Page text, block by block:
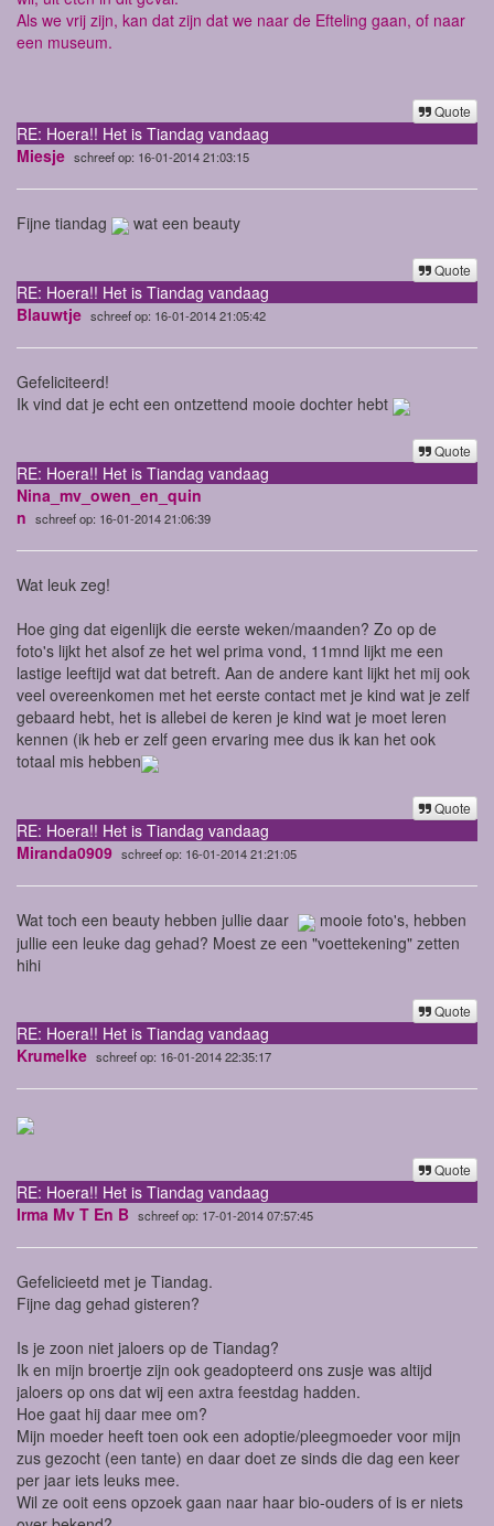
Als we vrij zijn, kan dat zijn dat we naar de Efteling gaan, of naar
een museum.
Quote
RE: Hoera!! Het is Tiandag vandaag
Miesje schreef op: 16-01-2014 21:03:15
Fijne tiandag wat een beauty
Quote
RE: Hoera!! Het is Tiandag vandaag
Blauwtje schreef op: 16-01-2014 21:05:42
Gefeliciteerd!
Ik vind dat je echt een ontzettend mooie dochter hebt
Quote
RE: Hoera!! Het is Tiandag vandaag
Nina_mv_owen_en_quin
n schreef op: 16-01-2014 21:06:39
Wat leuk zeg!
Hoe ging dat eigenlijk die eerste weken/maanden? Zo op de
foto's lijkt het alsof ze het wel prima vond, 11mnd lijkt me een
lastige leeftijd wat dat betreft. Aan de andere kant lijkt het mij ook
veel overeenkomen met het eerste contact met je kind wat je zelf
gebaard hebt, het is allebei de keren je kind wat je moet leren
kennen (ik heb er zelf geen ervaring mee dus ik kan het ook
totaal mis hebben
Quote
RE: Hoera!! Het is Tiandag vandaag
Miranda0909 schreef op: 16-01-2014 21:21:05
Wat toch een beauty hebben jullie daar
mooie foto's, hebben
jullie een leuke dag gehad? Moest ze een "voettekening" zetten
hihi
Quote
RE: Hoera!! Het is Tiandag vandaag
Krumelke schreef op: 16-01-2014 22:35:17
Quote
RE: Hoera!! Het is Tiandag vandaag
Irma Mv T En B schreef op: 17-01-2014 07:57:45
Gefelicieetd met je Tiandag.
Fijne dag gehad gisteren?
Is je zoon niet jaloers op de Tiandag?
Ik en mijn broertje zijn ook geadopteerd ons zusje was altijd
jaloers op ons dat wij een axtra feestdag hadden.
Hoe gaat hij daar mee om?
Mijn moeder heeft toen ook een adoptie/pleegmoeder voor mijn
zus gezocht (een tante) en daar doet ze sinds die dag een keer
per jaar iets leuks mee.
Wil ze ooit eens opzoek gaan naar haar bio-ouders of is er niets